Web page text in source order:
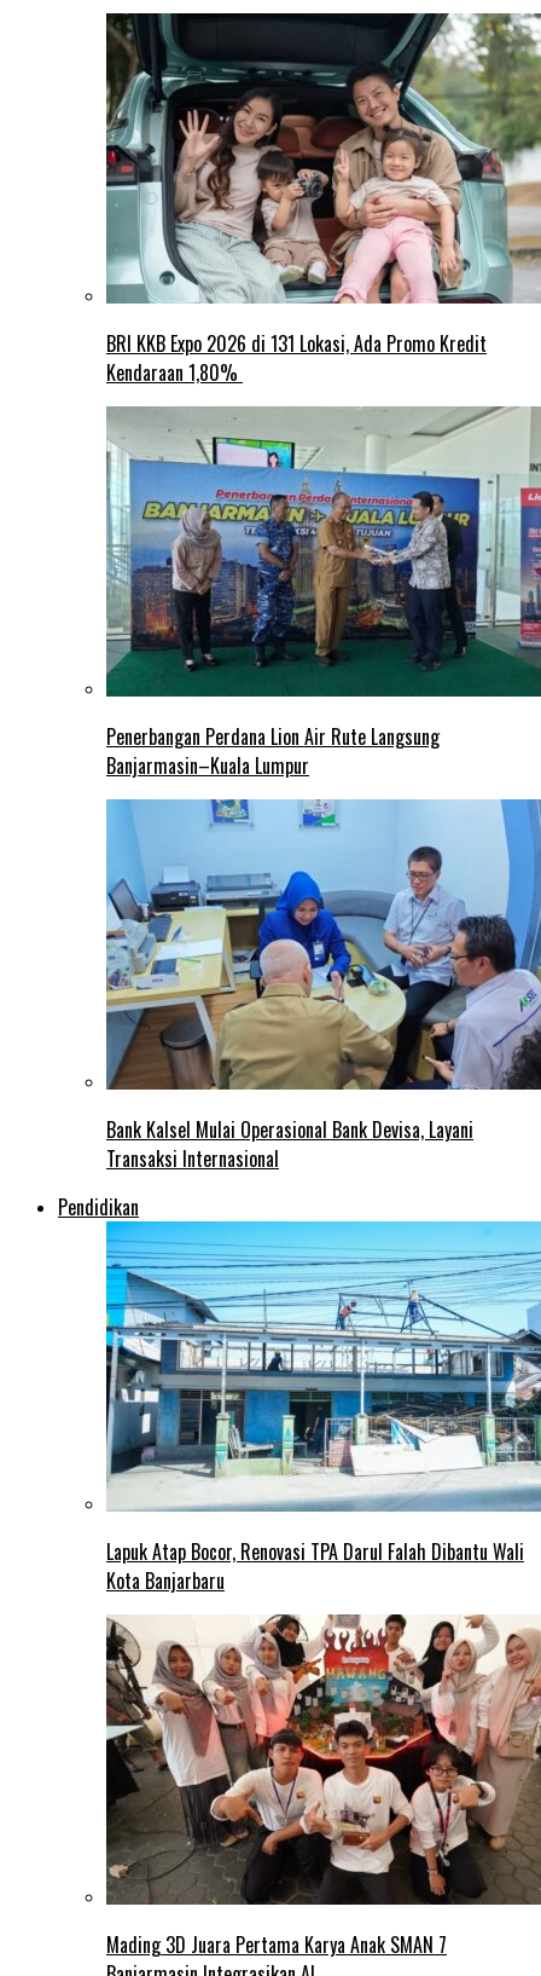
BRI KKB Expo 2026 di 131 Lokasi, Ada Promo Kredit
Kendaraan 1,80%
Penerbangan Perdana Lion Air Rute Langsung
Banjarmasin–Kuala Lumpur
Bank Kalsel Mulai Operasional Bank Devisa, Layani
Transaksi Internasional
Pendidikan
Lapuk Atap Bocor, Renovasi TPA Darul Falah Dibantu Wali
Kota Banjarbaru
Mading 3D Juara Pertama Karya Anak SMAN 7